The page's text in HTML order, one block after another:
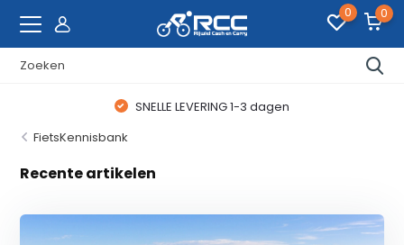
0 0
SNELLE LEVERING 1-3 dagen
FietsKennisbank
Recente artikelen